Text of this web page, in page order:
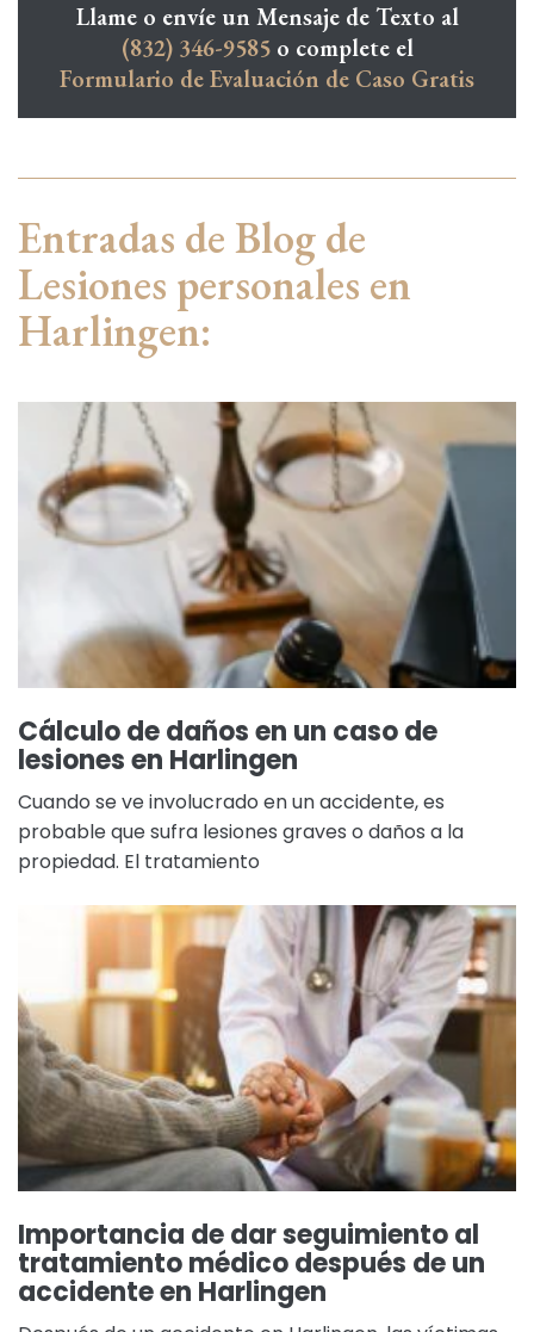
Llame o envíe un Mensaje de Texto al
(832) 346-9585o complete el
Formulario de Evaluación de Caso Gratis
Entradas de Blog de
Lesiones personales en
Harlingen:
Cálculo de daños en un caso de
lesiones en Harlingen
Cuando se ve involucrado en un accidente, es
probable que sufra lesiones graves o daños a la
propiedad. El tratamiento
Importancia de dar seguimiento al
tratamiento médico después de un
accidente en Harlingen